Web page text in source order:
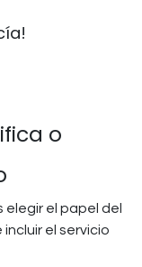
o
el papel del
el servicio